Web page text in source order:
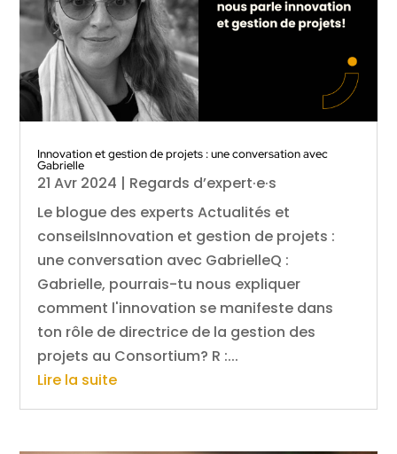
Innovation et gestion de projets : une conversation avec
Gabrielle
21 Avr 2024 | Regards d’expert·e·s
Le blogue des experts Actualités et
conseilsInnovation et gestion de projets :
une conversation avec GabrielleQ :
Gabrielle, pourrais-tu nous expliquer
comment l'innovation se manifeste dans
ton rôle de directrice de la gestion des
projets au Consortium? R :...
Lire la suite